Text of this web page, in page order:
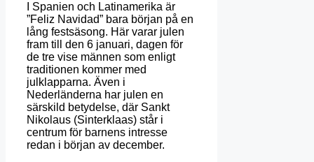
I Spanien och Latinamerika är
”Feliz Navidad” bara början på en
lång festsäsong. Här varar julen
fram till den 6 januari, dagen för
de tre vise männen som enligt
traditionen kommer med
julklapparna. Även i
Nederländerna har julen en
särskild betydelse, där Sankt
Nikolaus (Sinterklaas) står i
centrum för barnens intresse
redan i början av december.